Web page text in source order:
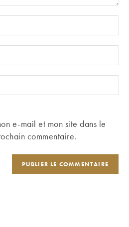
e-mail et mon site dans le
commentaire.